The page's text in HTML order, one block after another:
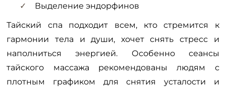
Выделение эндорфинов
Тайский спа подходит всем, кто стремится к
гармонии тела и души, хочет снять стресс и
наполниться энергией. Особенно сеансы
тайского массажа рекомендованы людям с
плотным графиком для снятия усталости и